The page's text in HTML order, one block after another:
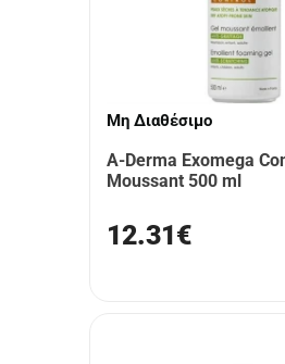
Μη Διαθέσιμο
A-Derma Exomega
Moussant 500 ml
12.31€